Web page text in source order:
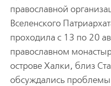
православной
Вселенского
проходила с 13 по 20
православном
острове Халки, близ
обсуждались